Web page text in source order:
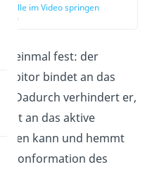
Stelle im Video springen
einmal fest: der
bindet an das
Dadurch verhindert er,
an das aktive
kann und hemmt
Konformation des